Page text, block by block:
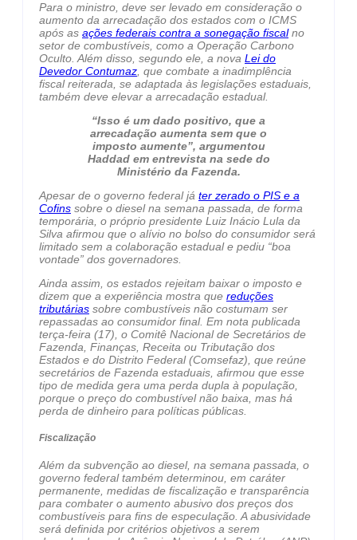
Para o ministro, deve ser levado em consideração o
aumento da arrecadação dos estados com o ICMS
após as ações federais contra a sonegação fiscalno
setor de combustíveis, como a Operação Carbono
Oculto. Além disso, segundo ele, a nova Lei do
Devedor Contumaz , que combate a inadimplência
fiscal reiterada, se adaptada às legislações estaduais,
também deve elevar a arrecadação estadual.
“Isso é um dado positivo, que a
arrecadação aumenta sem que o
imposto aumente”, argumentou
Haddad em entrevista na sede do
Ministério da Fazenda.
Apesar de o governo federal já ter zerado o PIS e a
Cofins sobre o diesel na semana passada, de forma
temporária, o próprio presidente Luiz Inácio Lula da
Silva afirmou que o alívio no bolso do consumidor será
limitado sem a colaboração estadual e pediu “boa
vontade” dos governadores.
Ainda assim, os estados rejeitam baixar o imposto e
dizem que a experiência mostra que reduções
tributárias sobre combustíveis não costumam ser
repassadas ao consumidor final. Em nota publicada
terça-feira (17), o Comitê Nacional de Secretários de
Fazenda, Finanças, Receita ou Tributação dos
Estados e do Distrito Federal (Comsefaz), que reúne
secretários de Fazenda estaduais, afirmou que esse
tipo de medida gera uma perda dupla à população,
porque o preço do combustível não baixa, mas há
perda de dinheiro para políticas públicas.
Fiscalização
Além da subvenção ao diesel, na semana passada, o
governo federal também determinou, em caráter
permanente, medidas de fiscalização e transparência
para combater o aumento abusivo dos preços dos
combustíveis para fins de especulação. A abusividade
será definida por critérios objetivos a serem